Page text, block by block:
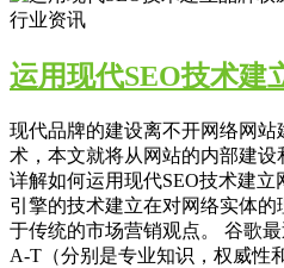
行业资讯
运用现代SEO技术建
现代品牌的建设离不开网络网
术，本文就将从网站的内部建
详解如何运用现代SEO技术建
引擎的技术建立在对网络实体
于传统的市场营销观点。 谷歌
A-T（分别是专业知识，权威性